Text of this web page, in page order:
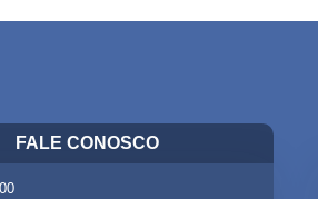
FALE CONOSCO